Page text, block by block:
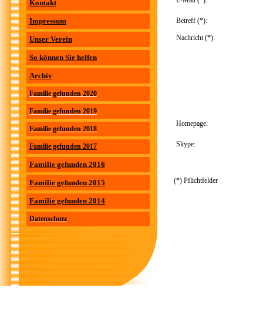
Kontakt
Impressum
Unser Verein
So können Sie helfen
Archiv
Familie gefunden 2020
Familie gefunden 2019
Familie gefunden 2018
Familie gefunden 2017
Familie gefunden 2016
Familie gefunden 2015
Familie gefunden 2014
Datenschutz
Betreff (*):
Nachricht (*):
Homepage:
Skype:
(*) Pflichtfelder